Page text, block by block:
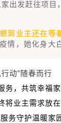
出发赶往项目
到业主还在等
情，她化身大
行动”随春而行
务，共筑幸福家
将业主需求放
服务守护温暖家